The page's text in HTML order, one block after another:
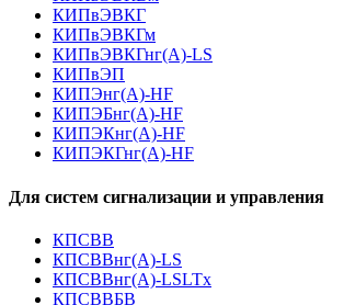
КИПвЭВКГ
КИПвЭВКГм
КИПвЭВКГнг(А)-LS
КИПвЭП
КИПЭнг(А)-HF
КИПЭБнг(А)-HF
КИПЭКнг(А)-HF
КИПЭКГнг(А)-HF
Для систем сигнализации и управления
КПСВВ
КПСВВнг(А)-LS
КПСВВнг(А)-LSLTx
КПСВВБВ